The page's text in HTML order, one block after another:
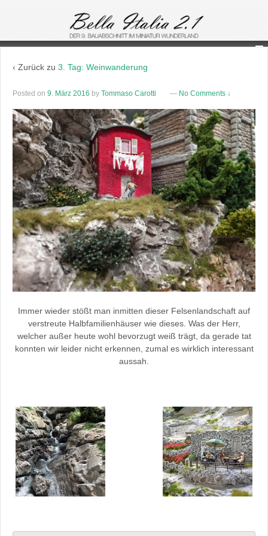
‹ Zurück zu 3. Tag: Weinwanderung
Posted on 9. März 2016 by Tommaso Carotti — No Comments ↓
Immer wieder stößt man inmitten dieser Felsenlandschaft auf
verstreute Halbfamilienhäuser wie dieses. Was der Herr,
welcher außer heute wohl bevorzugt weiß trägt, da gerade tat
konnten wir leider nicht erkennen, zumal es wirklich interessant
aussah.